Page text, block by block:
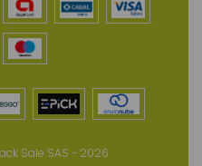
Sale SAS - 2026